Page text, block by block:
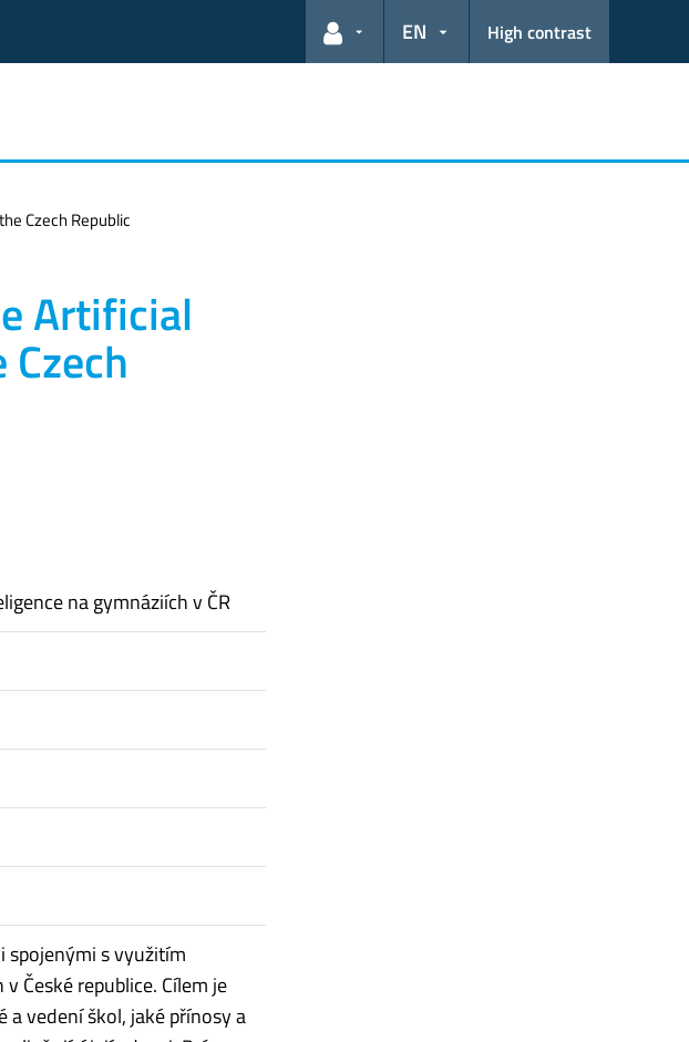
User links
EN High contrast
Czech Republic
Artificial
na gymnáziích v ČR
spojenými s využitím
České republice. Cílem je
vedení škol, jaké přínosy a